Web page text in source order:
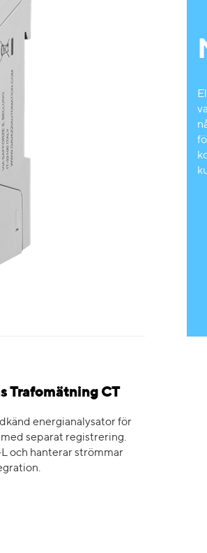
Trafomätning CT
energianalysator för
separat registrering.
och hanterar strömmar